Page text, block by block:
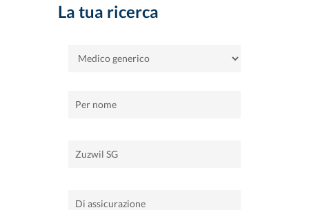
La tua ricerca